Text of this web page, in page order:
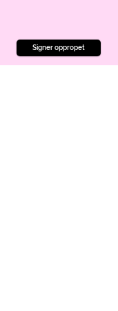
Signer oppropet